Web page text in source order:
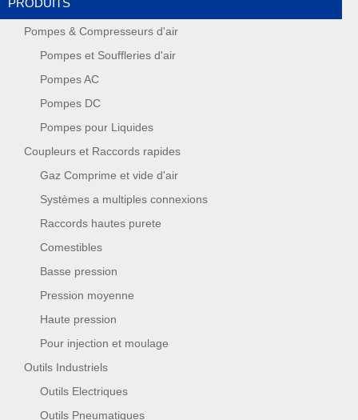
PRODUITS
Pompes & Compresseurs d'air
Pompes et Souffleries d'air
Pompes AC
Pompes DC
Pompes pour Liquides
Coupleurs et Raccords rapides
Gaz Comprime et vide d'air
Systèmes a multiples connexions
Raccords hautes purete
Comestibles
Basse pression
Pression moyenne
Haute pression
Pour injection et moulage
Outils Industriels
Outils Electriques
Outils Pneumatiques